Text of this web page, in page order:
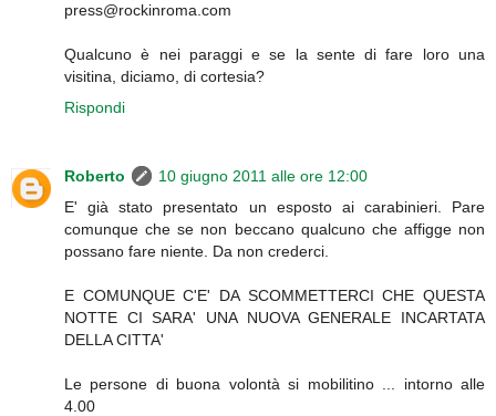
press@rockinroma.com
Qualcuno è nei paraggi e se la sente di fare loro una
visitina, diciamo, di cortesia?
Rispondi
Roberto
10 giugno 2011 alle ore 12:00
E' già stato presentato un esposto ai carabinieri. Pare
comunque che se non beccano qualcuno che affigge non
possano fare niente. Da non crederci.
E COMUNQUE C'E' DA SCOMMETTERCI CHE QUESTA
NOTTE CI SARA' UNA NUOVA GENERALE INCARTATA
DELLA CITTA'
Le persone di buona volontà si mobilitino ... intorno alle
4.00